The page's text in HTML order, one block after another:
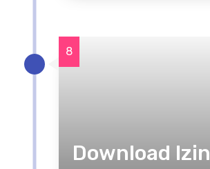
Download Izin
8